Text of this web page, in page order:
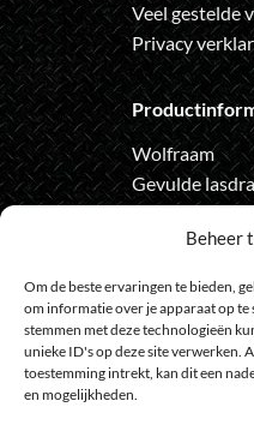
Beheer
Om de beste ervaringen te bieden,
om informatie over je apparaat op
stemmen met deze technologieën
unieke ID's op deze site verwerken.
toestemming intrekt, kan dit een
en mogelijkheden.
Veel gestelde
Privacy
Wolfraam
Gevulde
Automatische
Onze
Meld je aan
en loop geen